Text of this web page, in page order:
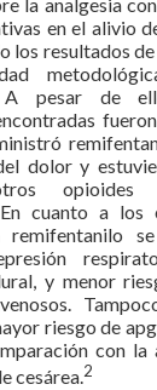
en el alivio
los resultados
A pesar de
dolor y
opioides
En cuanto a los
remifentanilo
y menor
riesgo de
con la
cesárea.2